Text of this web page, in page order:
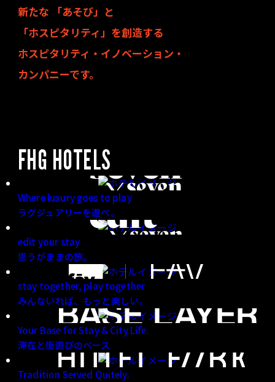
新たな 「あそび」と
「ホスピタリティ」を創造する
ホスピタリティ・イノベーション・
カンパニーです。
FHG HOTELS
Where luxury goes to play
ラグジュアリーを遊べ。
edit your stay
思うがままの旅。
stay together, play together
みんないれば、もっと楽しい。
Your Base for Stay & City Life.
滞在と街遊びのベース
Tradition Served Quitely.